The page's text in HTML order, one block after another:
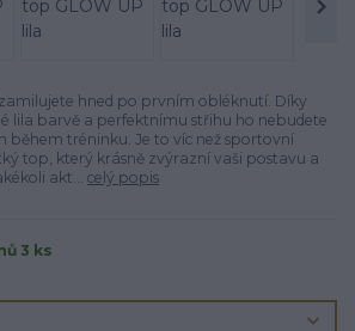
hned po prvním obléknutí. Díky
lila barvě a perfektnímu střihu ho nebudete
během tréninku. Je to víc než sportovní
top, který krásně zvýrazní vaši postavu a
akt... celý popis
3 ks